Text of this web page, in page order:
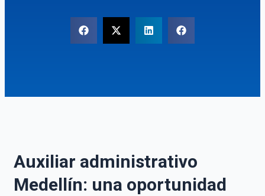
Auxiliar administrativo
Medellín: una oportunidad